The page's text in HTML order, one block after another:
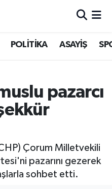
POLİTİKA ASAYİŞ
pazarcı
Çorum Milletvekili
pazarını gezerek
sohbet etti.
ve Fikstür